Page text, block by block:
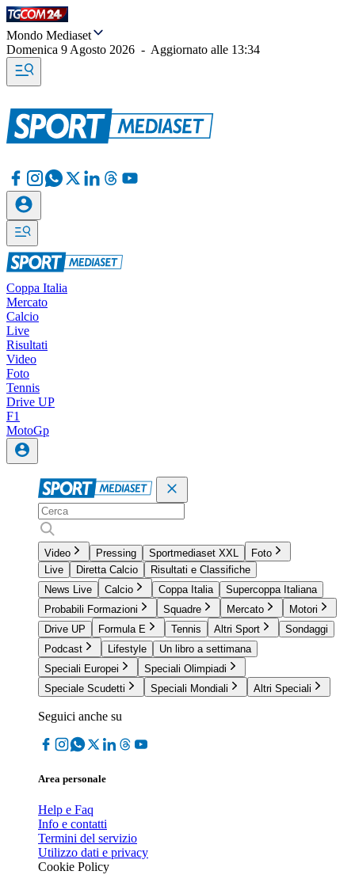
Mondo Mediaset
Domenica 9 Agosto 2026 - Aggiornato alle 13:34
Coppa Italia
Mercato
Calcio
Live
Risultati
Video
Foto
Tennis
Drive UP
F1
MotoGp
Video Pressing Sportmediaset XXL
Foto
Live
Diretta Calcio
Risultati e Classifiche
News Live
Calcio Coppa Italia
Supercoppa Italiana
Probabili Formazioni
Squadre Mercato
Motori
Drive UP
Formula E Tennis Altri Sport
Sondaggi
Podcast
Lifestyle
Un libro a settimana
Speciali Europei
Speciali Olimpiadi
Speciale Scudetti
Speciali Mondiali Altri Speciali
Seguici anche su
Area personale
Help e Faq
Info e contatti
Termini del servizio
Utilizzo dati e privacy
Cookie Policy